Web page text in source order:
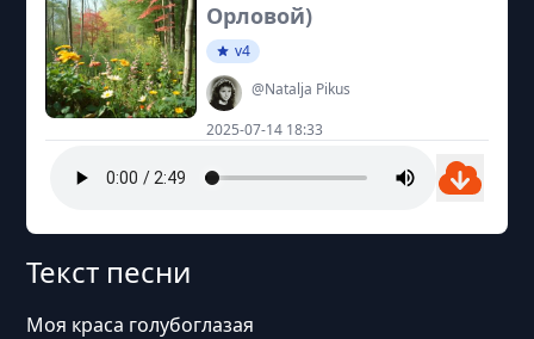
Орловой)
v4
@Natalja Pikus
2025-07-14 18:33
Текст песни
Моя краса голубоглазая